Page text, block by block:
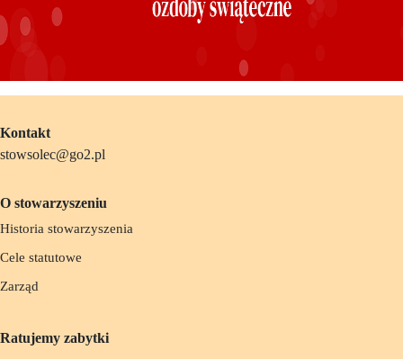
Kontakt
stowsolec@go2.pl
O stowarzyszeniu
Historia stowarzyszenia
Cele statutowe
Zarząd
Ratujemy zabytki